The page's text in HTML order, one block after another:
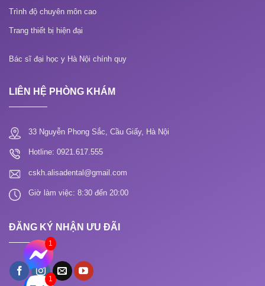
Trình độ chuyên môn cao
Trang thiết bị hiện đại
Bác sĩ đại học y Hà Nội chính quy
LIÊN HỆ PHÒNG KHÁM
33 Nguyễn Phong Sắc, Cầu Giấy, Hà Nội
Hotline: 0921.617.555
cskh.alisadental@gmail.com
Giờ làm việc: 8:30 đến 20:00
ĐĂNG KÝ NHẬN ƯU ĐÃI
1
1